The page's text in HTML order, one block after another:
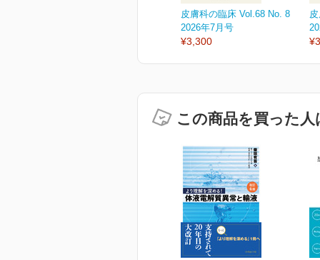
皮膚科の臨床 Vol.68 No. 8
2026年7月号
¥3,300
この商品を買った